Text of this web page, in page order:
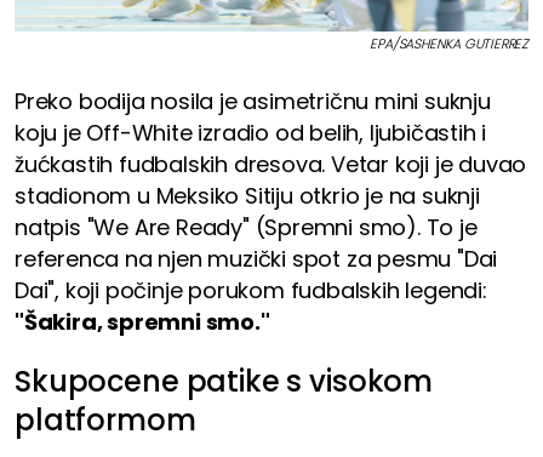
EPA/SASHENKA GUTIERREZ
Preko bodija nosila je asimetričnu mini suknju
koju je Off-White izradio od belih, ljubičastih i
žućkastih fudbalskih dresova. Vetar koji je duvao
stadionom u Meksiko Sitiju otkrio je na suknji
natpis "We Are Ready" (Spremni smo). To je
referenca na njen muzički spot za pesmu "Dai
Dai", koji počinje porukom fudbalskih legendi:
"Šakira, spremni smo."
Skupocene patike s visokom
platformom